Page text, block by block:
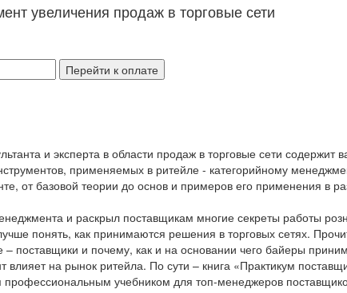
увеличения продаж в торговые сети
Перейти к оплате
и эксперта в области продаж в торговые сети
применяемых в ритейле - категорийному
от базовой теории до основ и примеров его применения в
и раскрыл поставщикам многие секреты работы
понять, как принимаются решения в торговых сетях.
– поставщики и почему, как и на основании чего байеры
влияет на рынок ритейла. По сути – книга «Практикум
профессиональным учебником для топ-менеджеров